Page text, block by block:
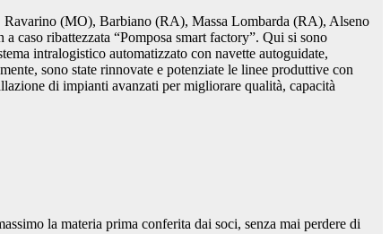
Ravarino (MO), Barbiano (RA), Massa Lombarda (RA), Alseno
caso ribattezzata “Pomposa smart factory”. Qui si sono
intralogistico automatizzato con navette autoguidate,
sono state rinnovate e potenziate le linee produttive con
di impianti avanzati per migliorare qualità, capacità
la materia prima conferita dai soci, senza mai perdere di